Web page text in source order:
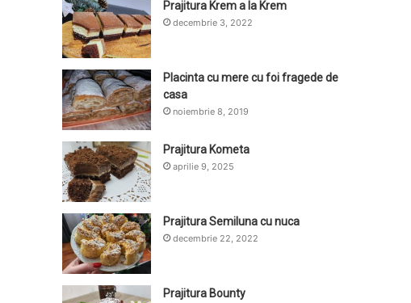
Prajitura Krem a la Krem
decembrie 3, 2022
Placinta cu mere cu foi fragede de
casa
noiembrie 8, 2019
Prajitura Kometa
aprilie 9, 2025
Prajitura Semiluna cu nuca
decembrie 22, 2022
Prajitura Bounty